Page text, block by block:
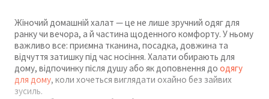
Жіночий домашній халат — це не лише зручний одяг для
ранку чи вечора, а й частина щоденного комфорту. У ньому
важливо все: приємна тканина, посадка, довжина та
відчуття затишку під час носіння. Халати обирають для
дому, відпочинку після душу або як доповнення до одягу
для дому, коли хочеться виглядати охайно без зайвих
зусиль.